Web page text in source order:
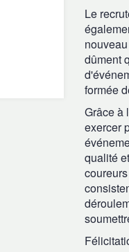
Le
dûment
formée
Grâce à
exercer
qualité